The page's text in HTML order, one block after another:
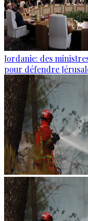
Jordanie: des
pour défendre